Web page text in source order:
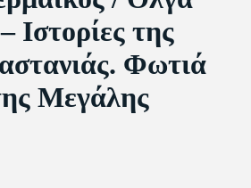
Ιστορίες της
Φωτιά
Μεγάλης